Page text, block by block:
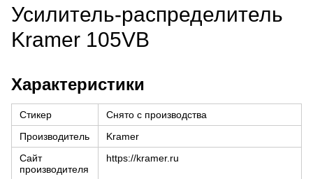
Усилитель-распределитель
Kramer 105VB
Характеристики
Стикер
Снято с производства
Производитель
Kramer
Сайт
производителя
https://kramer.ru